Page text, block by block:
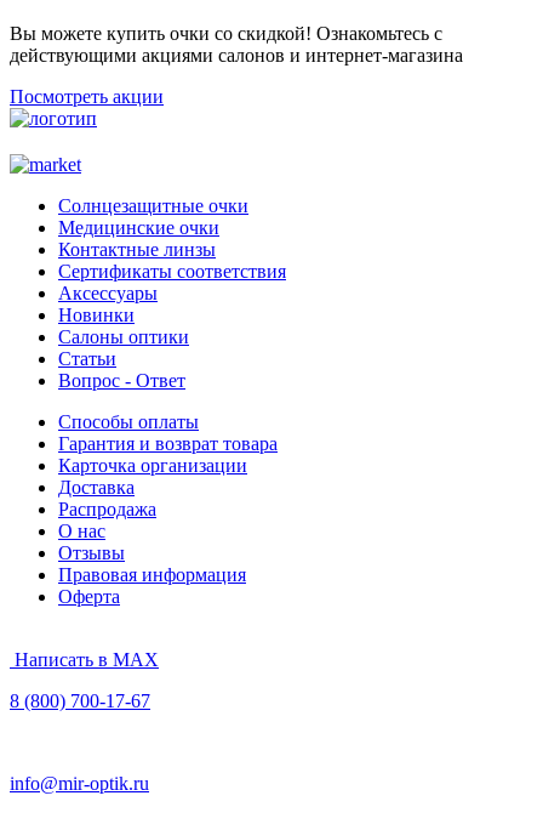
Вы можете купить очки со скидкой! Ознакомьтесь с
действующими акциями салонов и интернет-магазина
Посмотреть акции
Солнцезащитные очки
Медицинские очки
Контактные линзы
Сертификаты соответствия
Аксессуары
Новинки
Салоны оптики
Статьи
Вопрос - Ответ
Способы оплаты
Гарантия и возврат товара
Карточка организации
Доставка
Распродажа
О нас
Отзывы
Правовая информация
Оферта
Написать в MAX
8 (800) 700-17-67
info@mir-optik.ru